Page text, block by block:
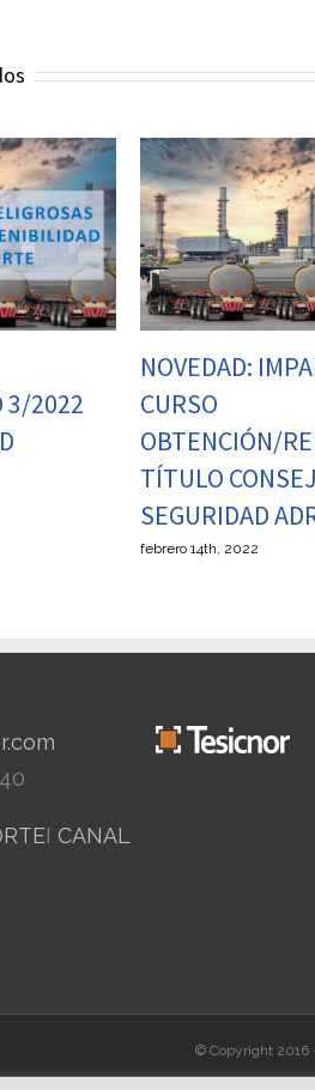
DE
SEGURIDAD
HIDRÓGENO
febrero 11th, 2022
I CANAL
© Copyright 2016